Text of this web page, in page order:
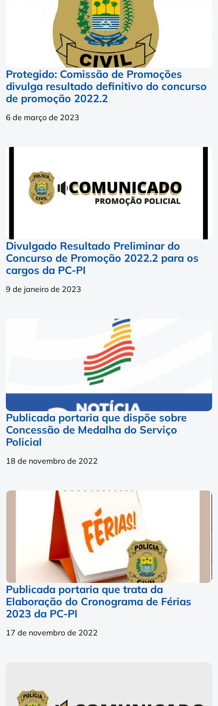
Protegido: Comissão de Promoções
divulga resultado definitivo do concurso
de promoção 2022.2
6 de março de 2023
Divulgado Resultado Preliminar do
Concurso de Promoção 2022.2 para os
cargos da PC-PI
9 de janeiro de 2023
Publicada portaria que dispõe sobre
Concessão de Medalha do Serviço
Policial
18 de novembro de 2022
Publicada portaria que trata da
Elaboração do Cronograma de Férias
2023 da PC-PI
17 de novembro de 2022